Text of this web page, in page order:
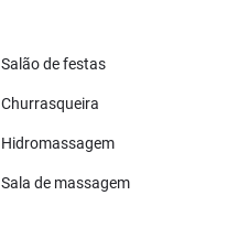
Salão de festas
Churrasqueira
Hidromassagem
Sala de massagem